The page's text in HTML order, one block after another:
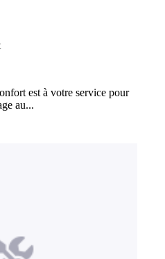
est à votre service pour
au...